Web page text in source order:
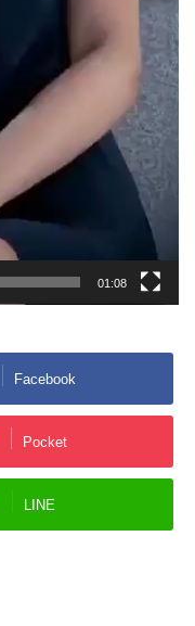
01:08
Facebook
Pocket
LINE